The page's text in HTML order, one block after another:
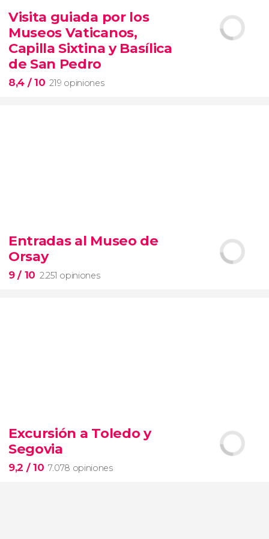
tour de contrastes de Nueva York VIP
barrios de Queens, Brooklyn, el Bronx y
Long Island
City grupos reducidos
Visita guiada por los
Museos Vaticanos,
Capilla Sixtina y Basílica
de San Pedro
8,4 / 10 219 opiniones
Piedad
Museos Vaticanos
Basílica de San
Entradas al Museo de
Orsay
9/ 10 2.251 opiniones
pinturas impresionistas
más famosas del mundo
Excursión a Toledo y
Segovia
9,2 / 10 7.078 opiniones